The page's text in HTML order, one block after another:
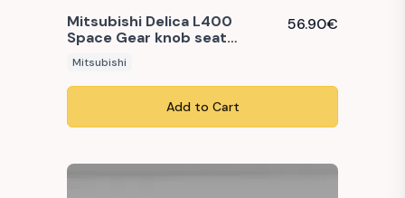
Mitsubishi Delica L400
Space Gear knob seat
(MR728482 / 75617L)
56.90€
Mitsubishi
Add to Cart